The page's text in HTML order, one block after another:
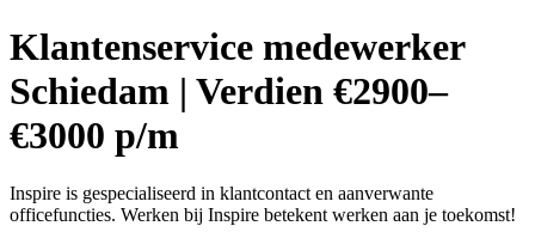
Klantenservice medewerker
Schiedam | Verdien €2900–
€3000 p/m
Inspire is gespecialiseerd in klantcontact en aanverwante
officefuncties. Werken bij Inspire betekent werken aan je toekomst!